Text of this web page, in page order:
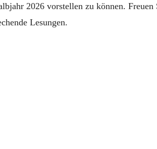
2026 vorstellen zu können. Freuen
Lesungen.